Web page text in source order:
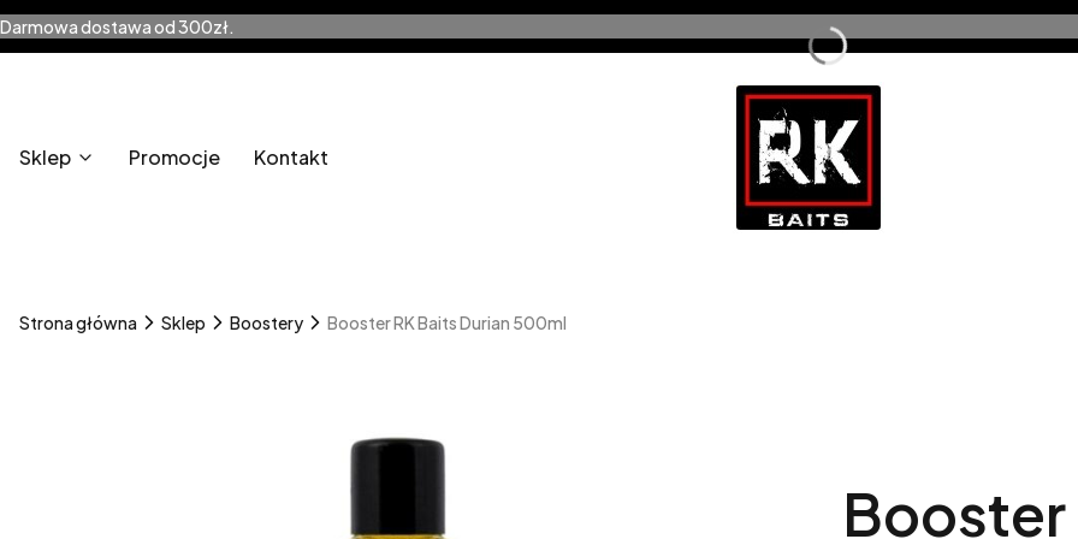
Darmowa dostawa od 300zł.
Sklep Promocje Kontakt
Strona główna Sklep Boostery Booster RK Baits Durian 500ml
Booster